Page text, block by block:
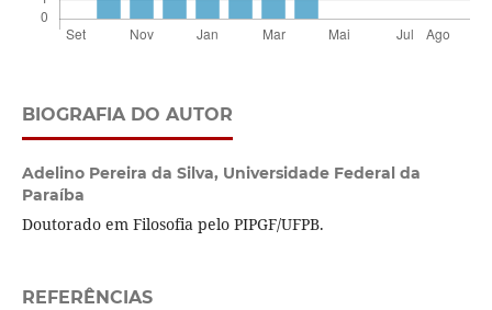
BIOGRAFIA DO AUTOR
Adelino Pereira da Silva, Universidade Federal da
Paraíba
Doutorado em Filosofia pelo PIPGF/UFPB.
REFERÊNCIAS